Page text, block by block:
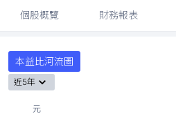
個股概覽 財務報表
本益比河流圖
近5年